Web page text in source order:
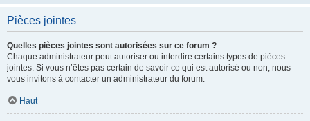
Pièces jointes
Quelles pièces jointes sont autorisées sur ce forum ?
Chaque administrateur peut autoriser ou interdire certains types de pièces
jointes. Si vous n’êtes pas certain de savoir ce qui est autorisé ou non, nous
vous invitons à contacter un administrateur du forum.
Haut